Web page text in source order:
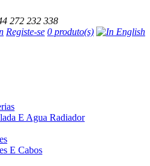
272 232 338
Registe-se 0 produto(s)
E Agua Radiador
E Cabos